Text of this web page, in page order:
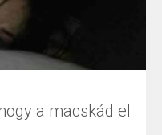
a macskád el